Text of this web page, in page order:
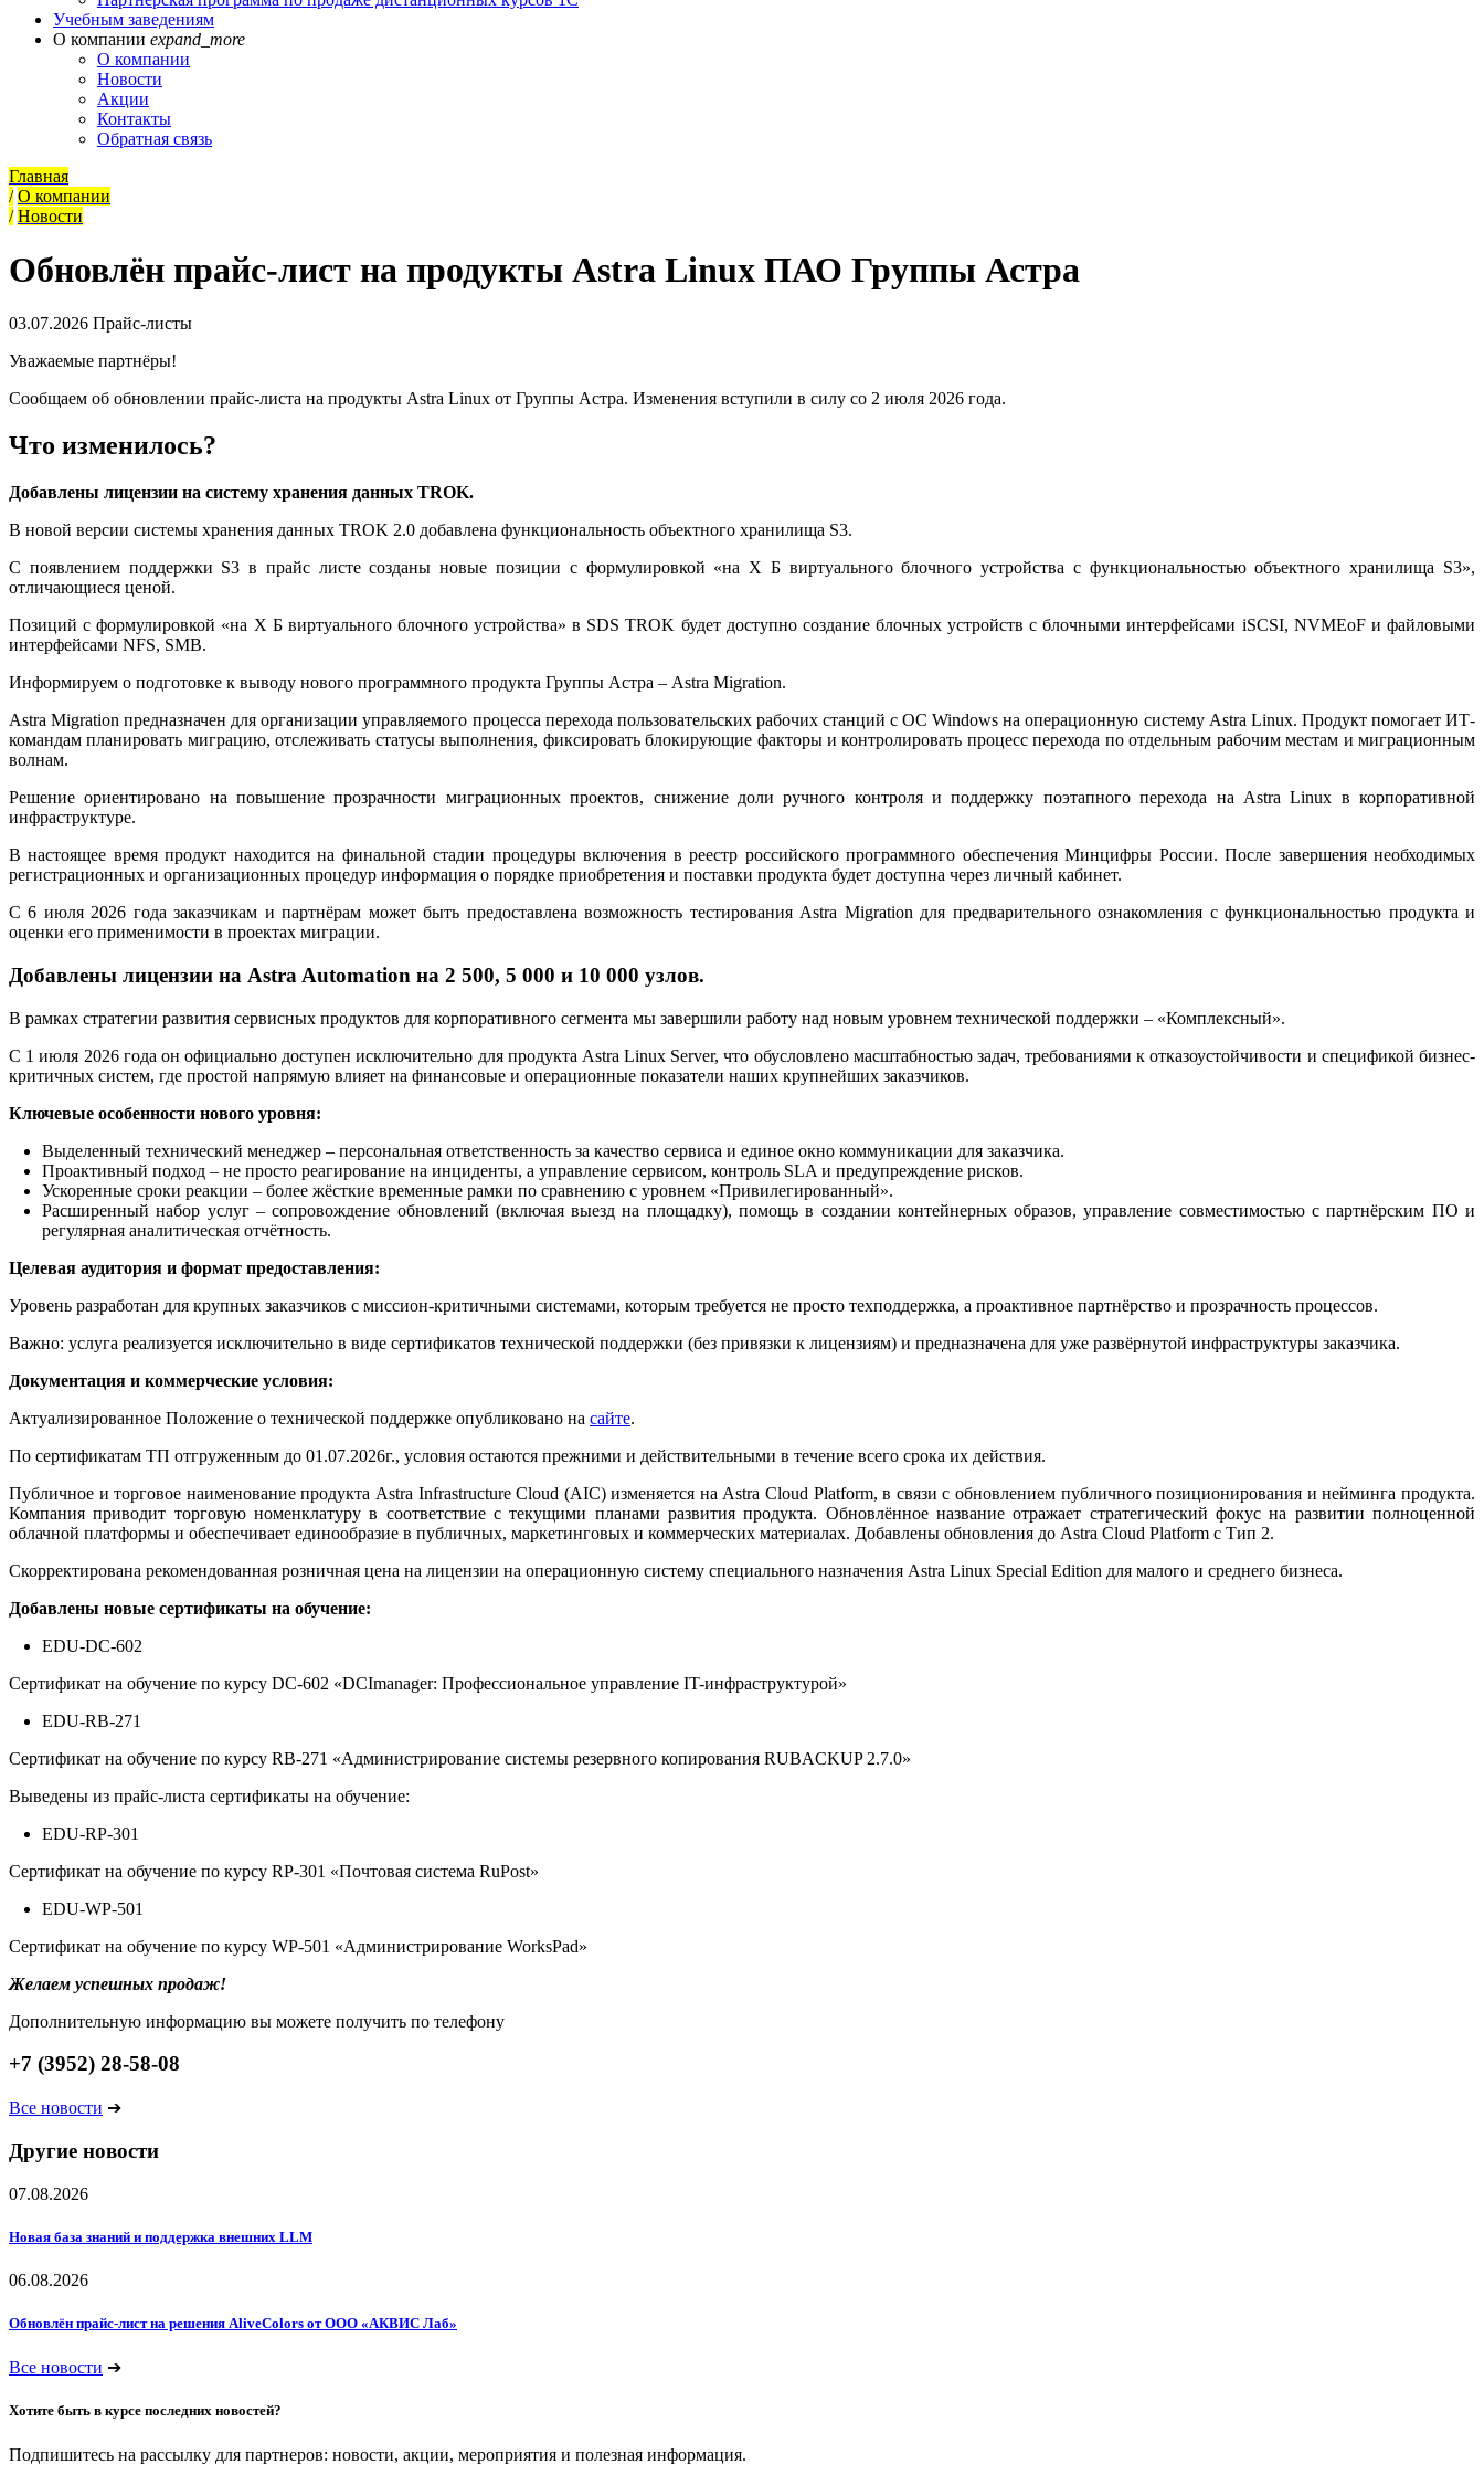
Учебным заведениям
О компании expand_more
О компании
Новости
Акции
Контакты
Обратная связь
Главная
/ О компании
/ Новости
Обновлён прайс-лист на продукты Astra Linux ПАО Группы Астра
03.07.2026 Прайс-листы
Уважаемые партнёры!
Сообщаем об обновлении прайс-листа на продукты Astra Linux от Группы Астра. Изменения вступили в силу со 2 июля 2026 года.
Что изменилось?
Добавлены лицензии на систему хранения данных TROK.
В новой версии системы хранения данных TROK 2.0 добавлена функциональность объектного хранилища S3.
С появлением поддержки S3 в прайс листе созданы новые позиции с формулировкой «на Х Б виртуального блочного устройства с функциональностью объектного хранилища S3»,
отличающиеся ценой.
Позиций с формулировкой «на Х Б виртуального блочного устройства» в SDS TROK будет доступно создание блочных устройств с блочными интерфейсами iSCSI, NVMEoF и файловыми
интерфейсами NFS, SMB.
Информируем о подготовке к выводу нового программного продукта Группы Астра – Astra Migration.
Astra Migration предназначен для организации управляемого процесса перехода пользовательских рабочих станций с ОС Windows на операционную систему Astra Linux. Продукт помогает ИТ-
командам планировать миграцию, отслеживать статусы выполнения, фиксировать блокирующие факторы и контролировать процесс перехода по отдельным рабочим местам и миграционным
волнам.
Решение ориентировано на повышение прозрачности миграционных проектов, снижение доли ручного контроля и поддержку поэтапного перехода на Astra Linux в корпоративной
инфраструктуре.
В настоящее время продукт находится на финальной стадии процедуры включения в реестр российского программного обеспечения Минцифры России. После завершения необходимых
регистрационных и организационных процедур информация о порядке приобретения и поставки продукта будет доступна через личный кабинет.
С 6 июля 2026 года заказчикам и партнёрам может быть предоставлена возможность тестирования Astra Migration для предварительного ознакомления с функциональностью продукта и
оценки его применимости в проектах миграции.
Добавлены лицензии на Astra Automation на 2 500, 5 000 и 10 000 узлов.
В рамках стратегии развития сервисных продуктов для корпоративного сегмента мы завершили работу над новым уровнем технической поддержки – «Комплексный».
С 1 июля 2026 года он официально доступен исключительно для продукта Astra Linux Server, что обусловлено масштабностью задач, требованиями к отказоустойчивости и спецификой бизнес-
критичных систем, где простой напрямую влияет на финансовые и операционные показатели наших крупнейших заказчиков.
Ключевые особенности нового уровня:
Выделенный технический менеджер – персональная ответственность за качество сервиса и единое окно коммуникации для заказчика.
Проактивный подход – не просто реагирование на инциденты, а управление сервисом, контроль SLA и предупреждение рисков.
Ускоренные сроки реакции – более жёсткие временные рамки по сравнению с уровнем «Привилегированный».
Расширенный набор услуг – сопровождение обновлений (включая выезд на площадку), помощь в создании контейнерных образов, управление совместимостью с партнёрским ПО и
регулярная аналитическая отчётность.
Целевая аудитория и формат предоставления:
Уровень разработан для крупных заказчиков с миссион-критичными системами, которым требуется не просто техподдержка, а проактивное партнёрство и прозрачность процессов.
Важно: услуга реализуется исключительно в виде сертификатов технической поддержки (без привязки к лицензиям) и предназначена для уже развёрнутой инфраструктуры заказчика.
Документация и коммерческие условия:
Актуализированное Положение о технической поддержке опубликовано на сайте.
По сертификатам ТП отгруженным до 01.07.2026г., условия остаются прежними и действительными в течение всего срока их действия.
Публичное и торговое наименование продукта Astra Infrastructure Cloud (AIC) изменяется на Astra Cloud Platform, в связи с обновлением публичного позиционирования и нейминга продукта.
Компания приводит торговую номенклатуру в соответствие с текущими планами развития продукта. Обновлённое название отражает стратегический фокус на развитии полноценной
облачной платформы и обеспечивает единообразие в публичных, маркетинговых и коммерческих материалах. Добавлены обновления до Astra Cloud Platform с Тип 2.
Скорректирована рекомендованная розничная цена на лицензии на операционную систему специального назначения Astra Linux Special Edition для малого и среднего бизнеса.
Добавлены новые сертификаты на обучение:
EDU-DC-602
Сертификат на обучение по курсу DC-602 «DCImanager: Профессиональное управление IT-инфраструктурой»
EDU-RB-271
Сертификат на обучение по курсу RB-271 «Администрирование системы резервного копирования RUBACKUP 2.7.0»
Выведены из прайс-листа сертификаты на обучение:
EDU-RP-301
Сертификат на обучение по курсу RP-301 «Почтовая система RuPost»
EDU-WP-501
Сертификат на обучение по курсу WP-501 «Администрирование WorksPad»
Желаем успешных продаж!
Дополнительную информацию вы можете получить по телефону
+7 (3952) 28-58-08
Все новости ➔
Другие новости
07.08.2026
Новая база знаний и поддержка внешних LLM
06.08.2026
Обновлён прайс-лист на решения AliveColors от ООО «АКВИС Лаб»
Все новости ➔
Хотите быть в курсе последних новостей?
Подпишитесь на рассылку для партнеров: новости, акции, мероприятия и полезная информация.